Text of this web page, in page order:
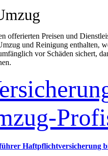
offerierten Preisen und
und Reinigung enthalten,
vor Schäden sichert,
Haftpflichtversicherung